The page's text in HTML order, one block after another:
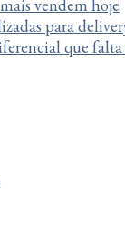
vendem hoje
para
que